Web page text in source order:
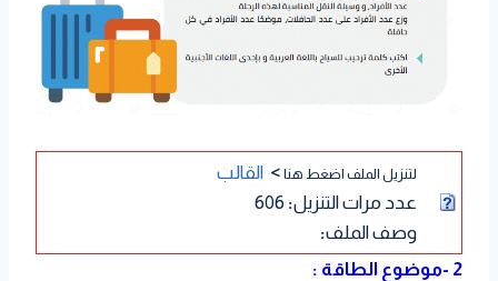
لتنزيل الملف اضغط هنا > القالب
عدد مرات التنزيل:
وصف الملف:
2 -موضوع الطاقة :